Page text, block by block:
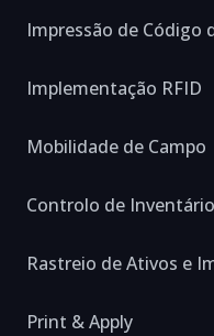
Impressão de Código
Implementação RFID
Mobilidade de Campo
Controlo de Inventário
Rastreio de Ativos e
Print & Apply